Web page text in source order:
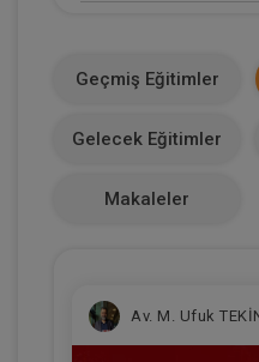
0
Geçmiş Eğitimler
Gelecek Eğitimler
Makaleler
Av. M. Ufuk